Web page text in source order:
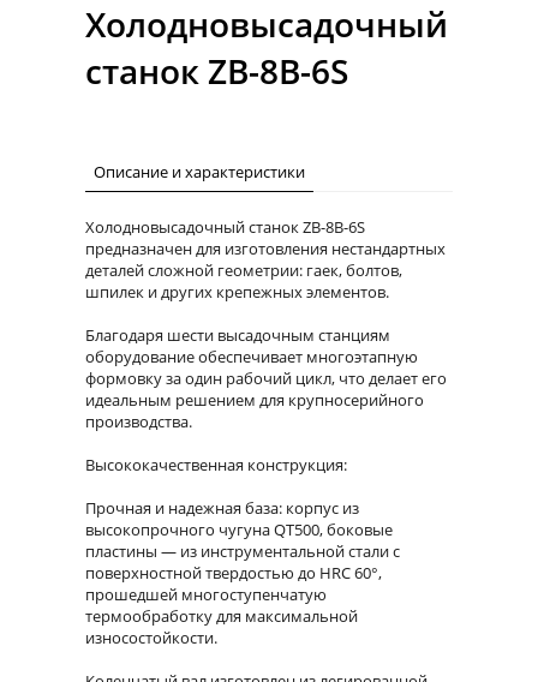
Холодновысадочный
станок ZB-8B-6S
Описание и характеристики
Холодновысадочный станок ZB-8B-6S
предназначен для изготовления нестандартных
деталей сложной геометрии: гаек, болтов,
шпилек и других крепежных элементов.
Благодаря шести высадочным станциям
оборудование обеспечивает многоэтапную
формовку за один рабочий цикл, что делает его
идеальным решением для крупносерийного
производства.
Высококачественная конструкция:
Прочная и надежная база: корпус из
высокопрочного чугуна QT500, боковые
пластины — из инструментальной стали с
поверхностной твердостью до HRC 60°,
прошедшей многоступенчатую
термообработку для максимальной
износостойкости.